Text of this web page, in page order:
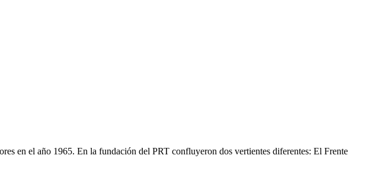
en el año 1965. En la fundación del PRT confluyeron dos vertientes diferentes: El Frente